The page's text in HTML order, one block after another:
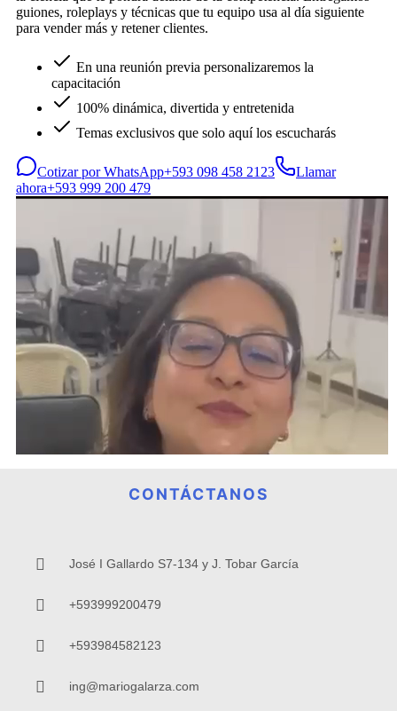
CONTÁCTANOS
José I Gallardo S7-134 y J. Tobar García
+593999200479
+593984582123
ing@mariogalarza.com